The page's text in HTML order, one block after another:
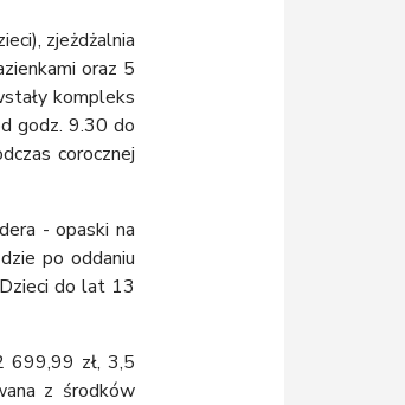
zjeżdżalnia
oraz 5
kompleks
godz. 9.30 do
corocznej
- opaski na
po oddaniu
do lat 13
699,99 zł, 3,5
z środków